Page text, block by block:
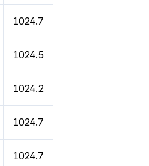
1024.7
1024.5
1024.2
1024.7
1024.7